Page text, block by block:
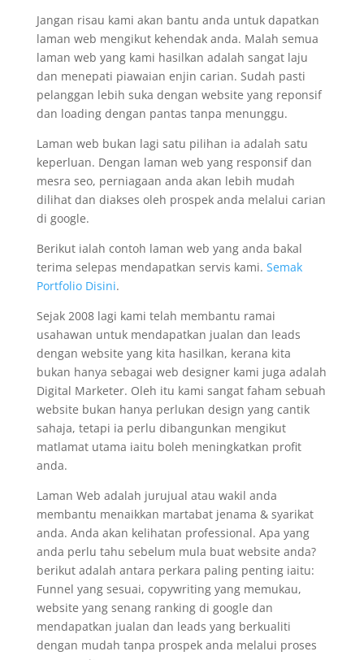
Jangan risau kami akan bantu anda untuk dapatkan
laman web mengikut kehendak anda. Malah semua
laman web yang kami hasilkan adalah sangat laju
dan menepati piawaian enjin carian. Sudah pasti
pelanggan lebih suka dengan website yang reponsif
dan loading dengan pantas tanpa menunggu.
Laman web bukan lagi satu pilihan ia adalah satu
keperluan. Dengan laman web yang responsif dan
mesra seo, perniagaan anda akan lebih mudah
dilihat dan diakses oleh prospek anda melalui carian
di google.
Berikut ialah contoh laman web yang anda bakal
terima selepas mendapatkan servis kami. Semak
Portfolio Disini.
Sejak 2008 lagi kami telah membantu ramai
usahawan untuk mendapatkan jualan dan leads
dengan website yang kita hasilkan, kerana kita
bukan hanya sebagai web designer kami juga adalah
Digital Marketer. Oleh itu kami sangat faham sebuah
website bukan hanya perlukan design yang cantik
sahaja, tetapi ia perlu dibangunkan mengikut
matlamat utama iaitu boleh meningkatkan profit
anda.
Laman Web adalah jurujual atau wakil anda
membantu menaikkan martabat jenama & syarikat
anda. Anda akan kelihatan professional. Apa yang
anda perlu tahu sebelum mula buat website anda?
berikut adalah antara perkara paling penting iaitu:
Funnel yang sesuai, copywriting yang memukau,
website yang senang ranking di google dan
mendapatkan jualan dan leads yang berkualiti
dengan mudah tanpa prospek anda melalui proses